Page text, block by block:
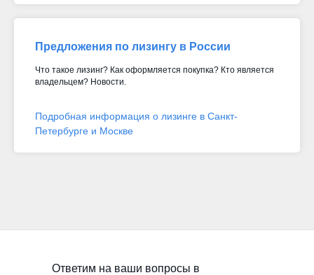
Предложения по лизингу в России
Что такое лизинг? Как оформляется покупка? Кто является
владельцем? Новости.
Подробная информация о лизинге в Санкт-
Петербурге и Москве
Ответим на ваши вопросы в